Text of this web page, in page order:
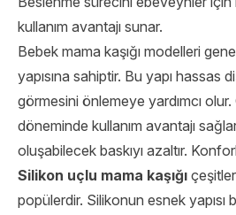
kullanım avantajı sunar.
Bebek mama kaşığı modelleri
yapısına sahiptir. Bu yapı hassas
görmesini önlemeye yardımcı
döneminde kullanım avantajı
oluşabilecek baskıyı azaltır.
Silikon uçlu mama kaşığı
popülerdir. Silikonun esnek yapısı